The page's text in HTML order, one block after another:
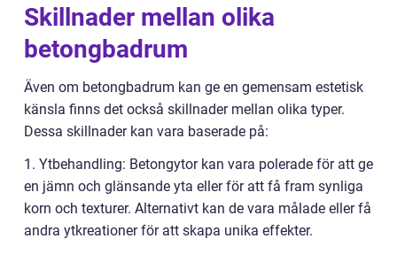
Skillnader mellan olika
betongbadrum
Även om betongbadrum kan ge en gemensam estetisk
känsla finns det också skillnader mellan olika typer.
Dessa skillnader kan vara baserade på:
1. Ytbehandling: Betongytor kan vara polerade för att ge
en jämn och glänsande yta eller för att få fram synliga
korn och texturer. Alternativt kan de vara målade eller få
andra ytkreationer för att skapa unika effekter.